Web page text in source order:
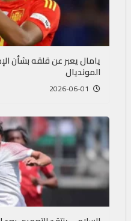
يامال يعبر عن قلقه بشأن
المونديال